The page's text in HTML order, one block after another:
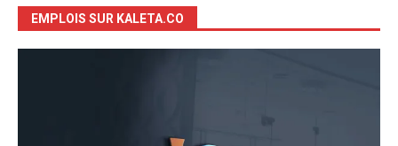
EMPLOIS SUR KALETA.CO